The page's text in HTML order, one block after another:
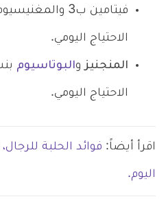
الاحتياج اليومي.
المنجنيزوالبوتاسيوم
الاحتياج اليومي.
اقرأ أيضاً: فوائد الحلبة
اليوم.